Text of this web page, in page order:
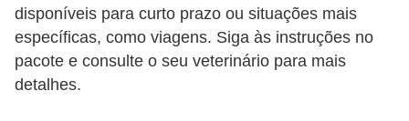
disponíveis para curto prazo ou situações mais
específicas, como viagens. Siga às instruções no
pacote e consulte o seu veterinário para mais
detalhes.
a
m
e
n